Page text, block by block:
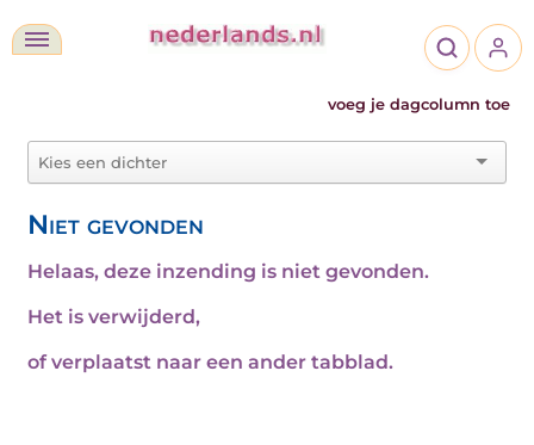
voeg je dagcolumn toe
Niet gevonden
Helaas, deze inzending is niet gevonden.
Het is verwijderd,
of verplaatst naar een ander tabblad.